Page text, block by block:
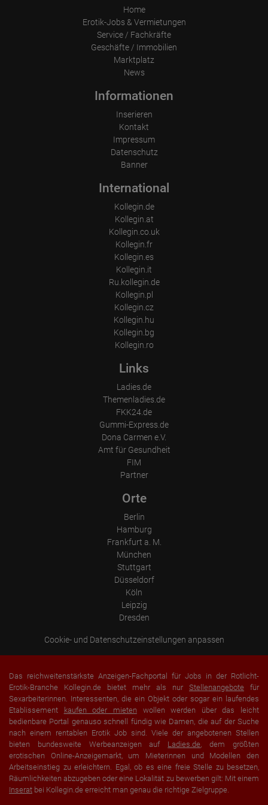
Home
Erotik-Jobs & Vermietungen
Service / Fachkräfte
Geschäfte / Immobilien
Marktplatz
News
Informationen
Inserieren
Kontakt
Impressum
Datenschutz
Banner
International
Kollegin.de
Kollegin.at
Kollegin.co.uk
Kollegin.fr
Kollegin.es
Kollegin.it
Ru.kollegin.de
Kollegin.pl
Kollegin.cz
Kollegin.hu
Kollegin.bg
Kollegin.ro
Links
Ladies.de
Themenladies.de
FKK24.de
Gummi-Express.de
Dona Carmen e.V.
Amt für Gesundheit
FIM
Partner
Orte
Berlin
Hamburg
Frankfurt a. M.
München
Stuttgart
Düsseldorf
Köln
Leipzig
Dresden
Cookie- und Datenschutzeinstellungen anpassen
Das reichweitenstärkste Anzeigen-Fachportal für Jobs in der Rotlicht-
Erotik-Branche Kollegin.de bietet mehr als nur Stellenangebote für
Sexarbeiterinnen. Interessenten, die ein Objekt oder sogar ein laufendes
Etablissement
kaufen oder mieten wollen werden über das leicht
bedienbare Portal genauso schnell fündig wie Damen, die auf der Suche
nach einem rentablen Erotik Job sind. Viele der angebotenen Stellen
bieten bundesweite Werbeanzeigen auf Ladies.de, dem größten
erotischen Online-Anzeigemarkt, um Mieterinnen und Modellen den
Arbeitseinstieg zu erleichtern. Egal, ob es eine freie Stelle zu besetzen,
Räumlichkeiten abzugeben oder eine Lokalität zu bewerben gilt: Mit einem
Inserat bei Kollegin.de erreicht man genau die richtige Zielgruppe.